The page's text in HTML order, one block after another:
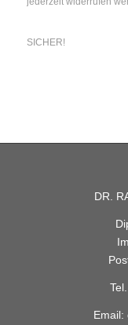
SICHER!
DR.
Tel.
Email: